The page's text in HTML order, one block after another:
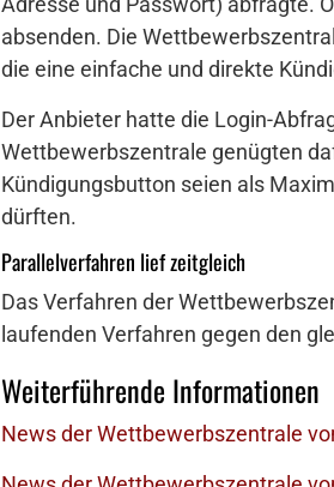
absenden. Die
die eine einfache und direkte
Der Anbieter hatte die Login-
Wettbewerbszentrale genügten
Kündigungsbutton seien als
dürften.
Parallelverfahren lief zeitgleich
Das Verfahren der
laufenden Verfahren gegen den
Weiterführende Informationen
News der Wettbewerbszentrale